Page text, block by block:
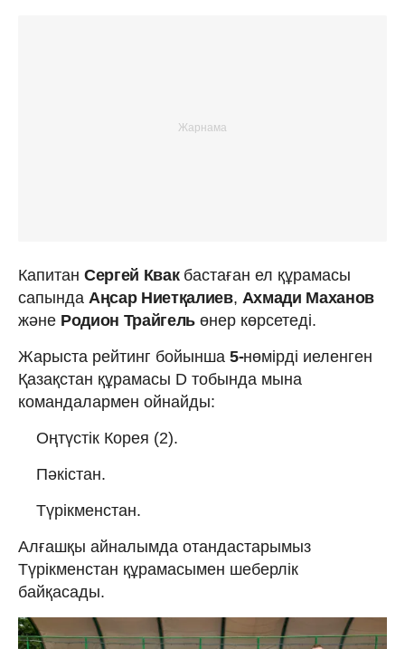
Капитан Сергей Квакбастаған ел құрамасы
сапында Аңсар Ниетқалиев, Ахмади Маханов
және Родион Трайгель өнер көрсетеді.
Жарыста рейтинг бойынша 5-нөмірді иеленген
Қазақстан құрамасы D тобында мына
командалармен ойнайды:
Оңтүстік Корея (2).
Пәкістан.
Түрікменстан.
Алғашқы айналымда отандастарымыз
Түрікменстан құрамасымен шеберлік
байқасады.